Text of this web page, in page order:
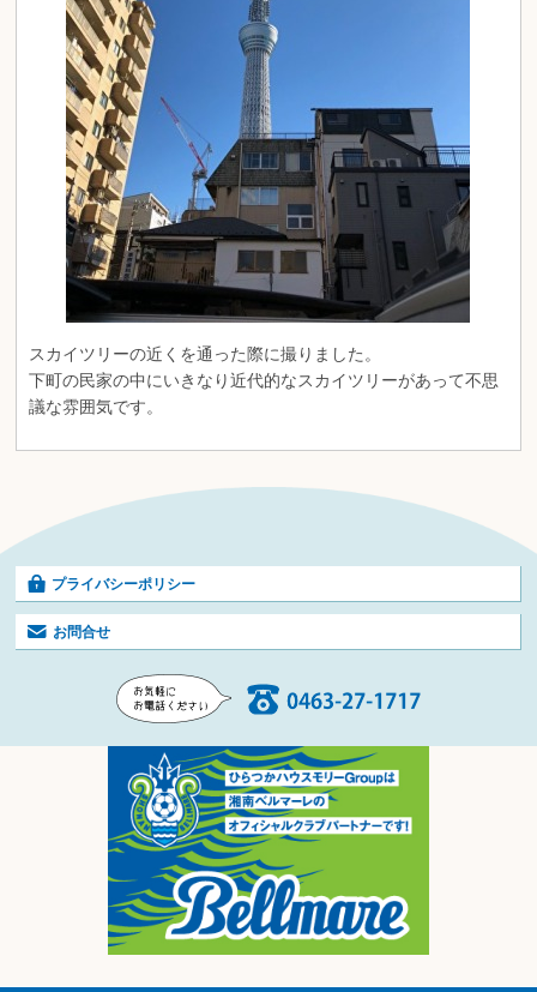
スカイツリーの近くを通った際に撮りました。
下町の民家の中にいきなり近代的なスカイツリーがあって不思
議な雰囲気です。
プライバシーポリシー
お問合せ